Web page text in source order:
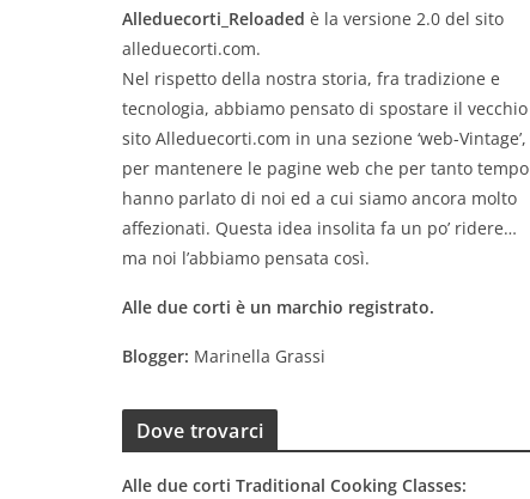
Alleduecorti_Reloaded è la versione 2.0 del sito
alleduecorti.com.
Nel rispetto della nostra storia, fra tradizione e
tecnologia, abbiamo pensato di spostare il vecchio
sito Alleduecorti.com in una sezione ‘web-Vintage’,
per mantenere le pagine web che per tanto tempo
hanno parlato di noi ed a cui siamo ancora molto
affezionati. Questa idea insolita fa un po’ ridere…
ma noi l’abbiamo pensata così.
Alle due corti è un marchio registrato.
Blogger: Marinella Grassi
Dove trovarci
Alle due corti Traditional Cooking Classes: